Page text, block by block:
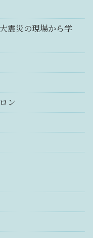
震災の現場から学
ン